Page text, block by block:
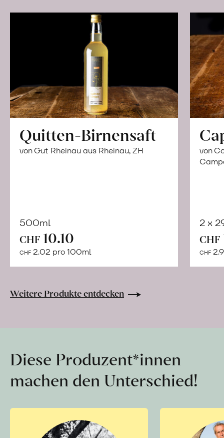
Quitten-Birnensaft
von Gut Rheinau aus Rheinau, ZH
500ml
CHF 10.10
CHF 2.02 pro 100ml
Warenkorb
von
2 x
CHF
CHF
Weitere Produkte entdecken
Diese Produzent*innen
machen den Unterschied!